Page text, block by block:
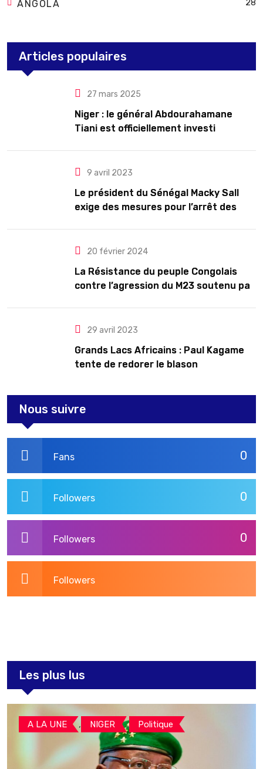
ANGOLA 28
Articles populaires
27 mars 2025
Niger : le général Abdourahamane
Tiani est officiellement investi
9 avril 2023
Le président du Sénégal Macky Sall
exige des mesures pour l’arrêt des
20 février 2024
La Résistance du peuple Congolais
contre l’agression du M23 soutenu par
29 avril 2023
Grands Lacs Africains : Paul Kagame
tente de redorer le blason
Nous suivre
0
Fans
0
Followers
0
Followers
Followers
Les plus lus
A LA UNE , NIGER , Politique